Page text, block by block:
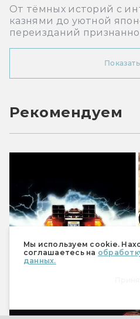
Мы используем cookie.
соглашаетесь на
данных.
От тёмных историй с
казнями до уютной
переизданий
Рекомендуем